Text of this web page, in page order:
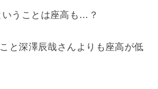
うことは座高も…？
と深澤辰哉さんよりも座高が低